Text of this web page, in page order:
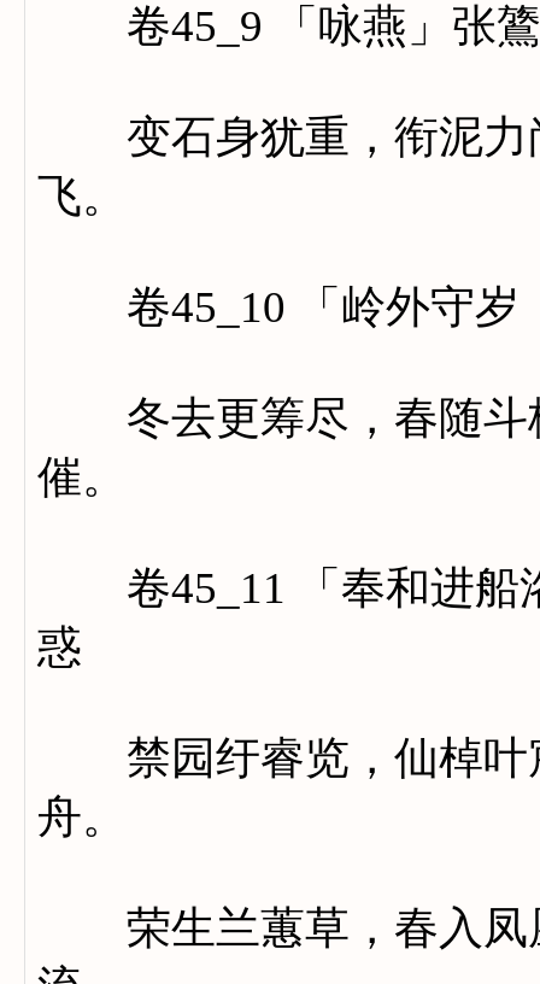
卷45_9 「咏燕」张鷟
变石身犹重，衔泥力
飞。
卷45_10 「岭外守岁
冬去更筹尽，春随斗
催。
卷45_11 「奉和进船
惑
禁园纡睿览，仙棹叶
舟。
荣生兰蕙草，春入凤